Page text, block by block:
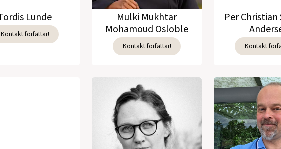
Lunde
Kontakt forfattar!
Mulki Mukhtar
Mohamoud Osloble
Kontakt forfattar!
Per
Kontakt